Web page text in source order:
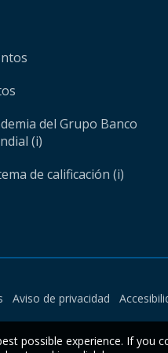
del Grupo Banco
(i)
de calificación (i)
Aviso de privacidad
possible experience. If you